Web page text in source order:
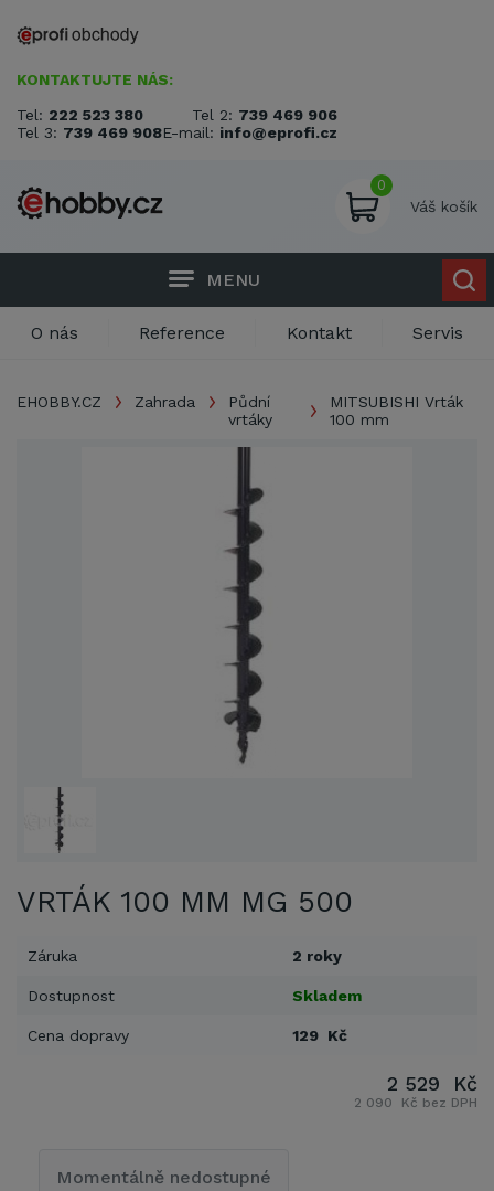
KONTAKTUJTE NÁS:
Tel: 222 523 380 Tel 2: 739 469 906
Tel 3: 739 469 908E-mail: info@eprofi.cz
0
Váš košík
MENU
O nás Reference Kontakt Servis
EHOBBY.CZ Zahrada
Půdní
vrtáky
MITSUBISHI Vrták
100 mm
VRTÁK 100 MM MG 500
Záruka 2 roky
Dostupnost Skladem
Cena dopravy 129 Kč
2 529 Kč
2 090 Kč bez DPH
Momentálně nedostupné